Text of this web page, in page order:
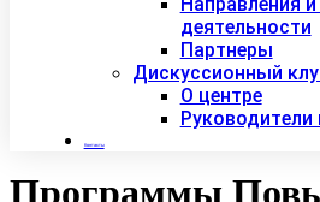
деятельности
Партнеры
Дискуссионный
О центре
Руководители
Контакты
Программы